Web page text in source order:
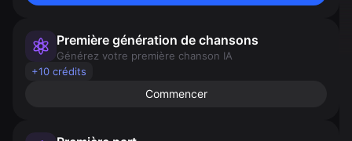
Première génération de chansons
Générez votre première chanson IA
+10 crédits
Commencer